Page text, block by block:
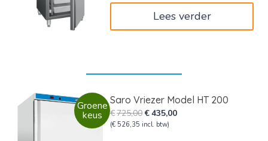
Lees verder
Groene
keus
Saro Vriezer Model HT 200
€725,00Oorspronkelijke
prijs
€435,00Huidige
(€ 526,35 incl. btw)